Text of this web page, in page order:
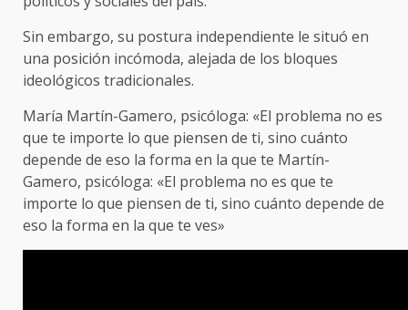
Sin embargo, su postura independiente le situó en
una posición incómoda, alejada de los bloques
ideológicos tradicionales.
María Martín-Gamero, psicóloga: «El problema no es
que te importe lo que piensen de ti, sino cuánto
depende de eso la forma en la que te Martín-
Gamero, psicóloga: «El problema no es que te
importe lo que piensen de ti, sino cuánto depende de
eso la forma en la que te ves»